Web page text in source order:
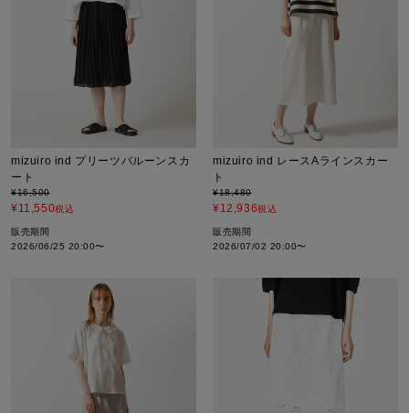
mizuiro ind プリーツバルーンスカ
ート
¥16,500
¥11,550税込
販売期間
2026/06/25 20:00〜
mizuiro ind レースAラインスカー
ト
¥18,480
¥12,936税込
販売期間
2026/07/02 20:00〜